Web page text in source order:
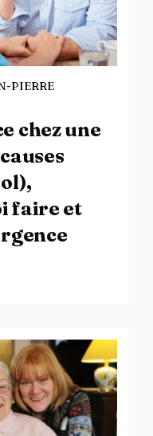
PIERRE
chez une
faire et